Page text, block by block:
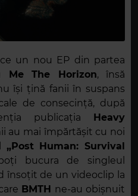
un nou EP din partea
Me The Horizon, însă
își țină fanii în suspans
de consecință, după
publicația
Heavy
au mai împărtășit cu noi
„Post Human: Survival
bucura de singleul
însoțit de un videoclip la
BMTH ne-au obișnuit